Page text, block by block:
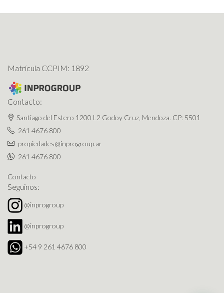
Matrícula CCPIM: 1892
Contacto:
Santiago del Estero 1200 L2 Godoy Cruz, Mendoza. CP: 5501
261 4676 800
propiedades@inprogroup.ar
261 4676 800
Contacto
Seguinos:
@inprogroup
@inprogroup
+54 9 261 4676 800